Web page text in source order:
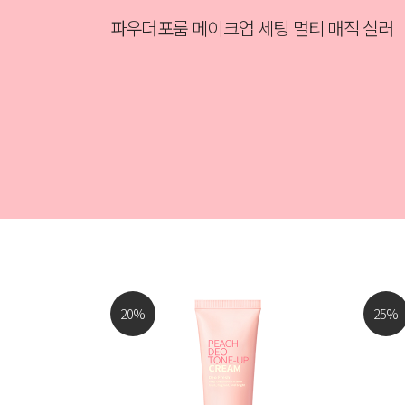
파우더포룸 메이크업 세팅 멀티 매직 실러
20% 25%